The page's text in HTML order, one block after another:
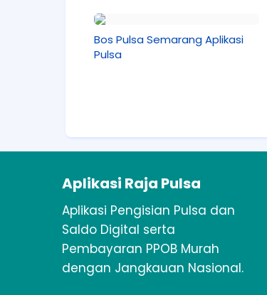
Bos Pulsa Semarang Aplikasi
Pulsa
Aplikasi Raja Pulsa
Aplikasi Pengisian Pulsa dan
Saldo Digital serta
Pembayaran PPOB Murah
dengan Jangkauan Nasional.